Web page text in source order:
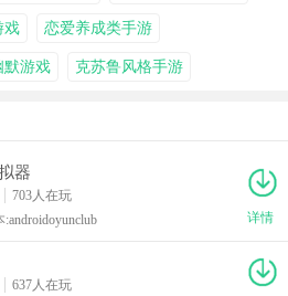
戏 恋爱养成类手游
默游戏 克苏鲁风格手游
器
703人在玩
:androidoyunclub
详情
637人在玩